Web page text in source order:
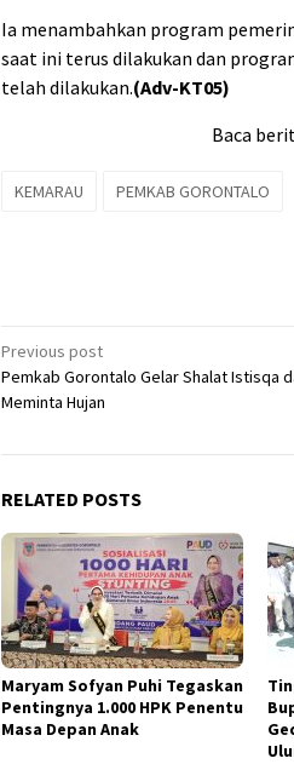
Ia menambahkan program
saat ini terus dilakukan dan
telah dilakukan.(Adv-KT05)
Baca
KEMARAU PEMKAB GORONTALO
Post
navigation
Previous post
Pemkab Gorontalo Gelar Shalat Istisqa
Meminta Hujan
RELATED POSTS
Maryam Sofyan Puhi Tegaskan
Pentingnya 1.000 HPK Penentu
Masa Depan Anak